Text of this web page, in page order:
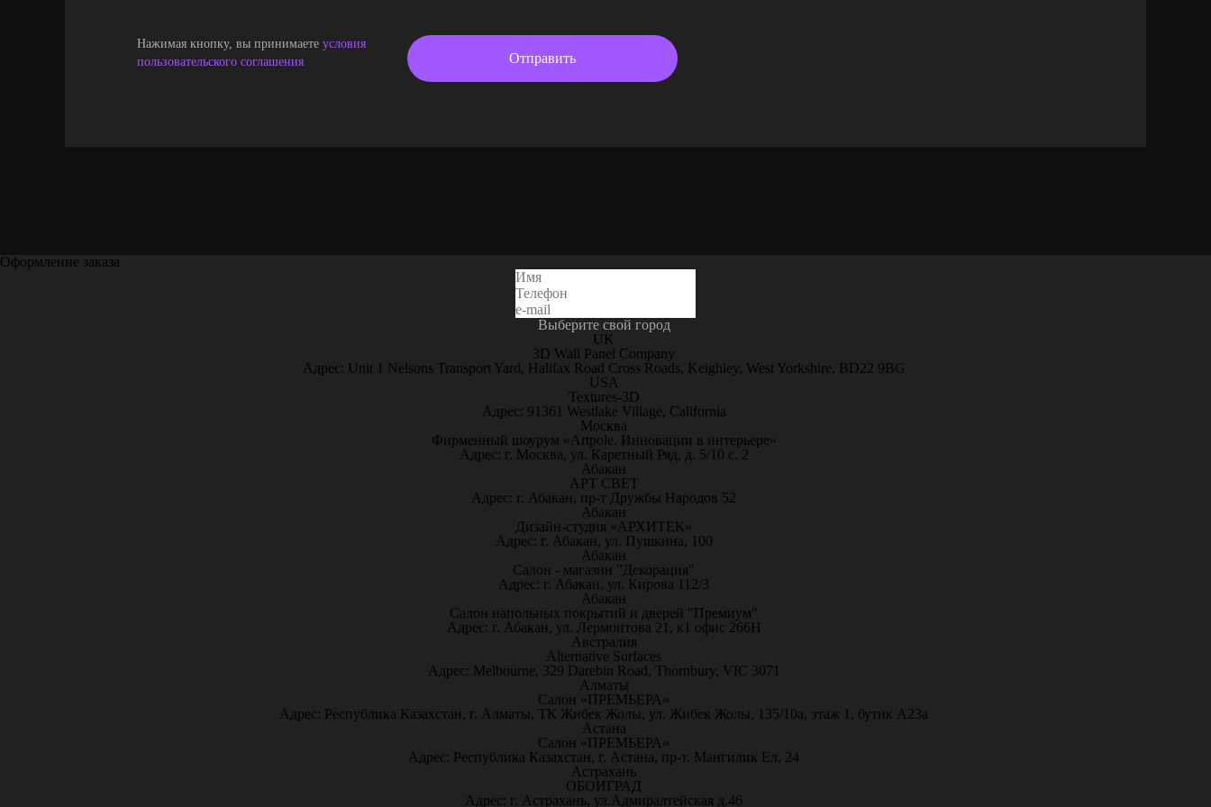
Нажимая кнопку, вы принимаете условия
пользовательского соглашения
Оформление заказа
Выберите свой город
UK
3D Wall Panel Company
Адрес: Unit 1 Nelsons Transport Yard, Halifax Road Cross Roads, Keighley, West Yorkshire, BD22 9BG
USA
Textures-3D
Адрес: 91361 Westlake Village, California
Москва
Фирменный шоурум «Artpole. Инновации в интерьере»
Адрес: г. Москва, ул. Каретный Ряд, д. 5/10 с. 2
Абакан
АРТ СВЕТ
Адрес: г. Абакан, пр-т Дружбы Народов 52
Абакан
Дизайн-студия «АРХИТЕК»
Адрес: г. Абакан, ул. Пушкина, 100
Абакан
Салон - магазин "Декорация"
Адрес: г. Абакан, ул. Кирова 112/3
Абакан
Салон напольных покрытий и дверей "Премиум"
Адрес: г. Абакан, ул. Лермонтова 21, к1 офис 266Н
Австралия
Alternative Surfaces
Адрес: Melbourne, 329 Darebin Road, Thornbury, VIC 3071
Алматы
Салон «ПРЕМЬЕРА»
Адрес: Республика Казахстан, г. Алматы, ТК Жибек Жолы, ул. Жибек Жолы, 135/10а, этаж 1, бутик А23а
Астана
Салон «ПРЕМЬЕРА»
Адрес: Республика Казахстан, г. Астана, пр-т. Мангилик Ел, 24
Астрахань
ОБОИГРАД
Адрес: г. Астрахань, ул.Адмиралтейская д.46